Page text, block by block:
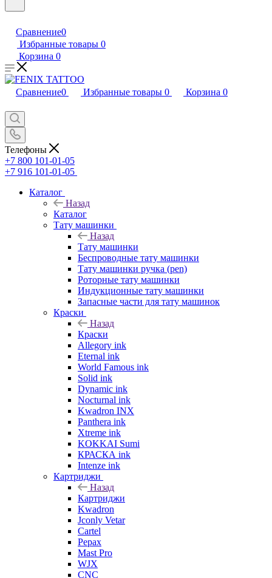
Сравнение0
Избранные товары 0
Корзина 0
Сравнение0 Избранные товары 0 Корзина 0
Телефоны
+7 800 101-01-05
+7 916 101-01-05
Каталог
Назад
Каталог
Тату машинки
Назад
Тату машинки
Беспроводные тату машинки
Тату машинки ручка (pen)
Роторные тату машинки
Индукционные тату машинки
Запасные части для тату машинок
Краски
Назад
Краски
Allegory ink
Eternal ink
World Famous ink
Solid ink
Dynamic ink
Nocturnal ink
Kwadron INX
Panthera ink
Xtreme ink
KOKKAI Sumi
КРАСКА ink
Intenze ink
Картриджи
Назад
Картриджи
Kwadron
Jconly Vetar
Cartel
Pepax
Mast Pro
WJX
CNC